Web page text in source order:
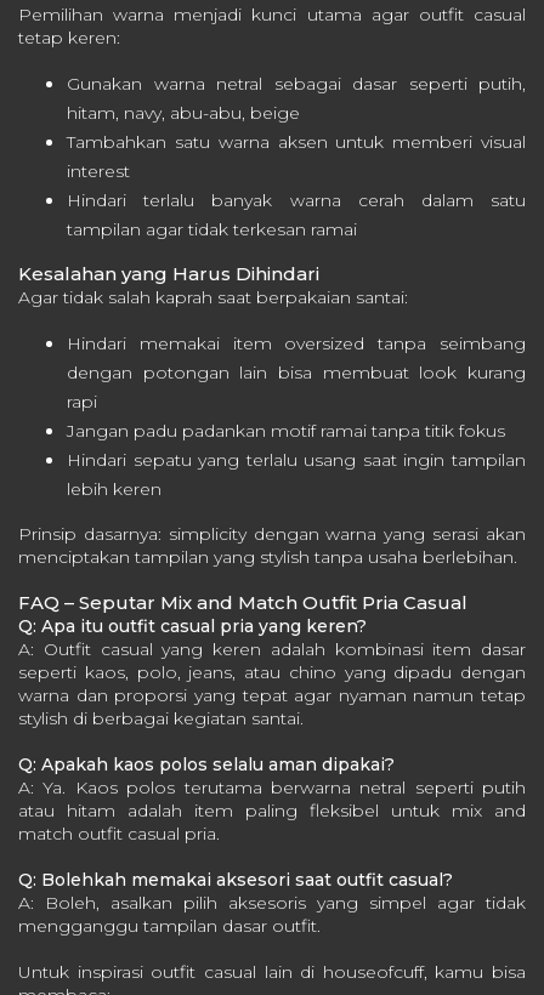
Pemilihan warna menjadi kunci utama agar outfit casual
tetap keren:
Gunakan warna netral sebagai dasar seperti putih,
hitam, navy, abu-abu, beige
Tambahkan satu warna aksen untuk memberi visual
interest
Hindari terlalu banyak warna cerah dalam satu
tampilan agar tidak terkesan ramai
Kesalahan yang Harus Dihindari
Agar tidak salah kaprah saat berpakaian santai:
Hindari memakai item oversized tanpa seimbang
dengan potongan lain bisa membuat look kurang
rapi
Jangan padu padankan motif ramai tanpa titik fokus
Hindari sepatu yang terlalu usang saat ingin tampilan
lebih keren
Prinsip dasarnya: simplicity dengan warna yang serasi akan
menciptakan tampilan yang stylish tanpa usaha berlebihan.
FAQ – Seputar Mix and Match Outfit Pria Casual
Q: Apa itu outfit casual pria yang keren?
A: Outfit casual yang keren adalah kombinasi item dasar
seperti kaos, polo, jeans, atau chino yang dipadu dengan
warna dan proporsi yang tepat agar nyaman namun tetap
stylish di berbagai kegiatan santai.
Q: Apakah kaos polos selalu aman dipakai?
A: Ya. Kaos polos terutama berwarna netral seperti putih
atau hitam adalah item paling fleksibel untuk mix and
match outfit casual pria.
Q: Bolehkah memakai aksesori saat outfit casual?
A: Boleh, asalkan pilih aksesoris yang simpel agar tidak
mengganggu tampilan dasar outfit.
Untuk inspirasi outfit casual lain di houseofcuff, kamu bisa